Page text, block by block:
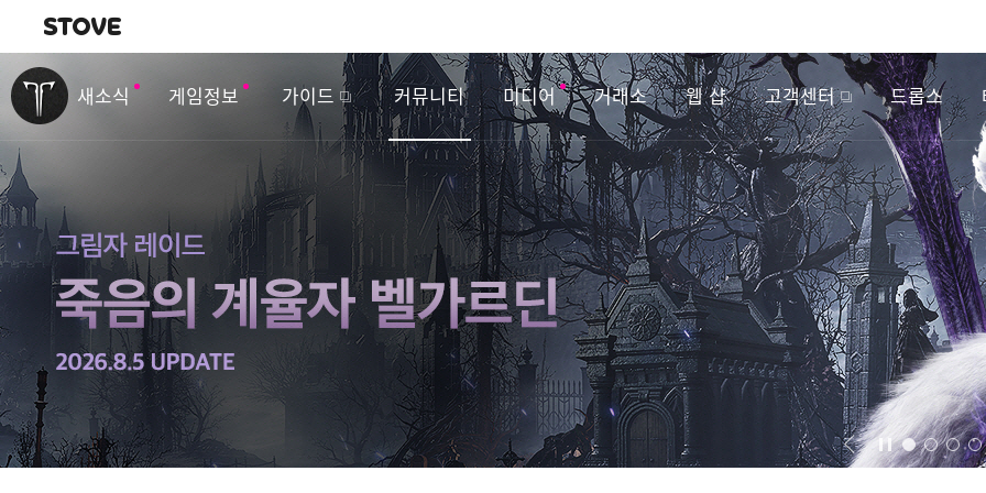
내비게이션
새소식 게임정보 가이드 커뮤니티 미디어 거래소 웹 샵 고객센터 드롭스
벤
트
&
업
데
이
트